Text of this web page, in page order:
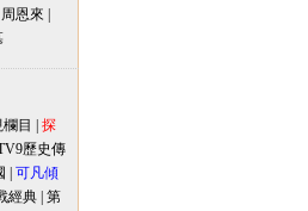
周恩來
目
探
歷史傳
可凡傾
經典 第